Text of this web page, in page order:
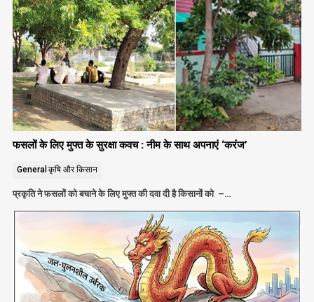
फसलों के लिए मुफ्त के सुरक्षा कवच : नीम के साथ अपनाएं ‘करंज’
General कृषि और किसान
प्रकृति ने फसलों को बचाने के लिए मुफ्त की दवा दी है किसानों को –…